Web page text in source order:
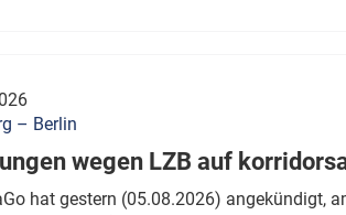
Monats
Generalsanierung
ETCS
– Berlin
wegen LZB auf
hat gestern (05.08.2026) angekündigt,